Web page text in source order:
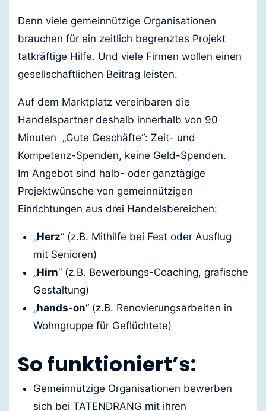
Denn viele gemeinnützige Organisationen
brauchen für ein zeitlich begrenztes Projekt
tatkräftige Hilfe. Und viele Firmen wollen einen
gesellschaftlichen Beitrag leisten.
Auf dem Marktplatz vereinbaren die
Handelspartner deshalb innerhalb von 90
Minuten „Gute Geschäfte“: Zeit- und
Kompetenz-Spenden, keine Geld-Spenden.
Im Angebot sind halb- oder ganztägige
Projektwünsche von gemeinnützigen
Einrichtungen aus drei Handelsbereichen:
„Herz“ (z.B. Mithilfe bei Fest oder Ausflug
mit Senioren)
„Hirn“ (z.B. Bewerbungs-Coaching, grafische
Gestaltung)
„hands-on“ (z.B. Renovierungsarbeiten in
Wohngruppe für Geflüchtete)
So funktioniert’s:
Gemeinnützige Organisationen bewerben
sich bei TATENDRANG mit ihren